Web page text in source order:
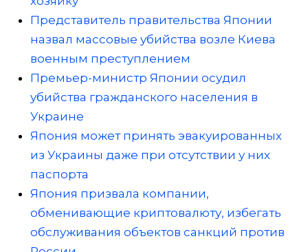
Представитель правительства Японии
назвал массовые убийства возле Киева
военным преступлением
Премьер-министр Японии осудил
убийства гражданского населения в
Украине
Япония может принять эвакуированных
из Украины даже при отсутствии у них
паспорта
Япония призвала компании,
обменивающие криптовалюту, избегать
обслуживания объектов санкций против